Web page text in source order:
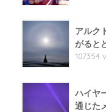
アルク
がると
107354
ハイヤ
通じた